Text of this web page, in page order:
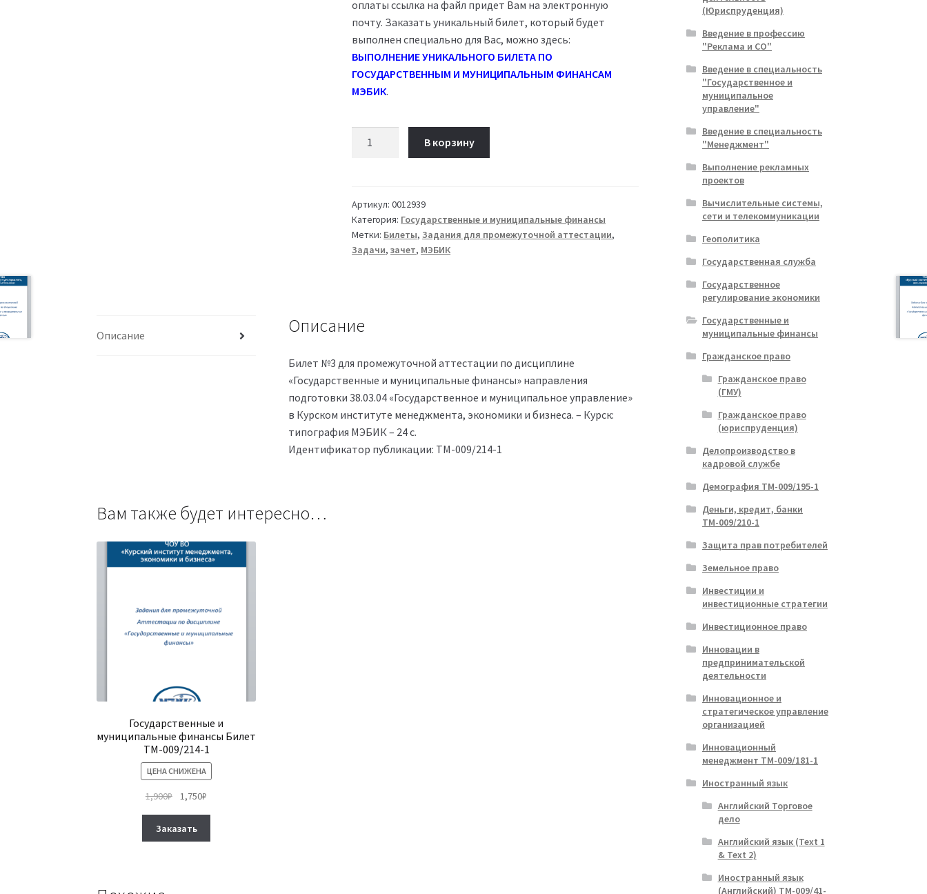
оплаты ссылка на файл придет Вам на электронную
почту. Заказать уникальный билет, который будет
выполнен специально для Вас, можно здесь:
ВЫПОЛНЕНИЕ УНИКАЛЬНОГО БИЛЕТА ПО
ГОСУДАРСТВЕННЫМ И МУНИЦИПАЛЬНЫМ ФИНАНСАМ
МЭБИК.
Государственные
и
муниципальные
финансы
В корзину
Артикул:0012939
Категория: Государственные и муниципальные финансы
Метки: Билеты,Задания для промежуточной аттестации,
Задачи,зачет, МЭБИК
Описание Описание
Билет №3 для промежуточной аттестации по дисциплине
«Государственные и муниципальные финансы» направления
подготовки 38.03.04 «Государственное и муниципальное управление»
в Курском институте менеджмента, экономики и бизнеса. – Курск:
типография МЭБИК – 24 с.
Идентификатор публикации: ТМ-009/214-1
Вам также будет интересно…
Государственные и
муниципальные финансы Билет
ТМ-009/214-1
ЦЕНА СНИЖЕНА
1,900₽
Первоначальная
составляла
1,900₽.
1,750₽
Заказать
(Юриспруденция)
Введение в профессию
"Реклама и СО"
Введение в специальность
"Государственное и
муниципальное
управление"
Введение в специальность
"Менеджмент"
Выполнение рекламных
проектов
Вычислительные системы,
сети и телекоммуникации
Геополитика
Государственная служба
Государственное
регулирование экономики
Государственные и
муниципальные финансы
Гражданское право
Гражданское право
(ГМУ)
Гражданское право
(юриспруденция)
Делопроизводство в
кадровой службе
Демография ТМ-009/195-1
Деньги, кредит, банки
ТМ-009/210-1
Защита прав потребителей
Земельное право
Инвестиции и
инвестиционные стратегии
Инвестиционное право
Инновации в
предпринимательской
деятельности
Инновационное и
стратегическое управление
организацией
Инновационный
менеджмент ТМ-009/181-1
Иностранный язык
Английский Торговое
дело
Английский язык (Text 1
& Text 2)
Иностранный язык
(Английский) ТМ-009/41-